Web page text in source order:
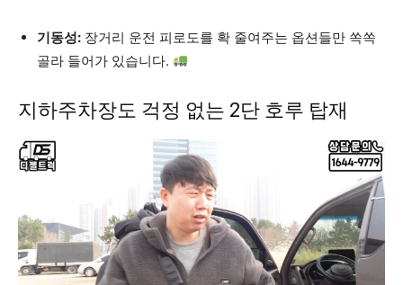
기동성: 장거리 운전 피로도를 확 줄여주는 옵션들만 쏙쏙
골라 들어가 있습니다.
지하주차장도 걱정 없는 2단 호루 탑재